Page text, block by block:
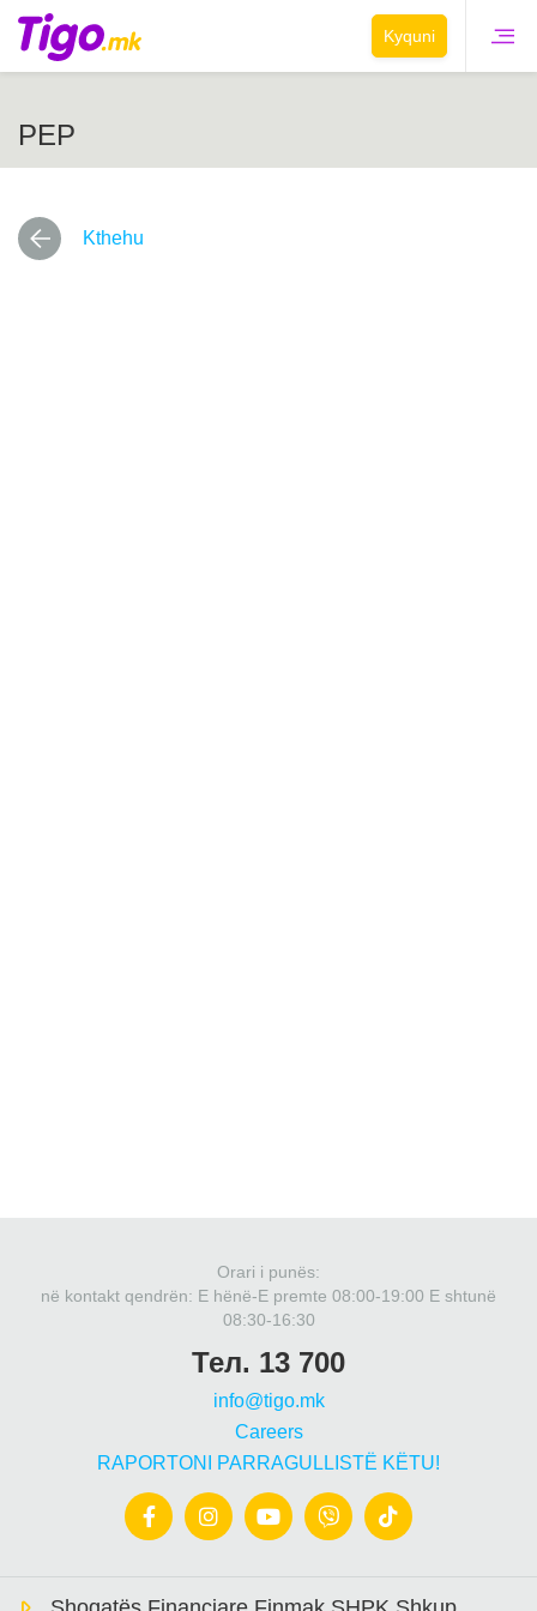
Kyquni
PEP
Kthehu
Orari i punës:
në kontakt qendrën: Е hënë-E premte 08:00-19:00 E shtunë
08:30-16:30
Тел. 13 700
info@tigo.mk
Careers
RAPORTONI PARRAGULLISTË KËTU!